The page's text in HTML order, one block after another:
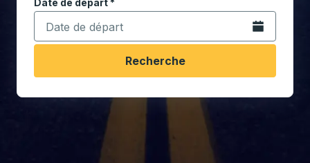
Date de départ*
Tapez la date au format date Barre oblique du mois à
Ouvrez le
Recherche